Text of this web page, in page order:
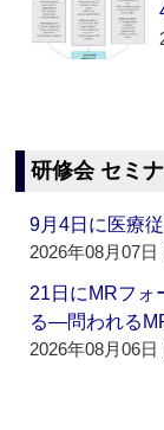
研修会 セミ
9月4日に医療
2026年08月07日
21日にMRフォ
る―問われる
2026年08月06日